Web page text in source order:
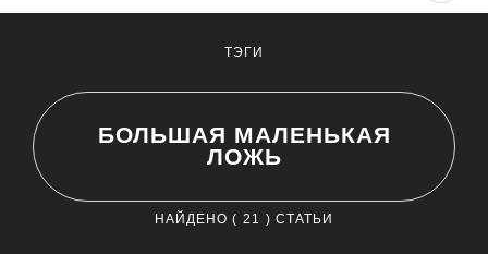
ТЭГИ
БОЛЬШАЯ МАЛЕНЬКАЯ
ЛОЖЬ
НАЙДЕНО ( 21 ) СТАТЬИ